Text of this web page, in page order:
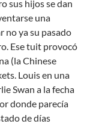
sus hijos se dan
una
no ya su pasado
Ese tuit provocó
(la Chinese
Louis en una
Swan a la fecha
donde parecía
de días